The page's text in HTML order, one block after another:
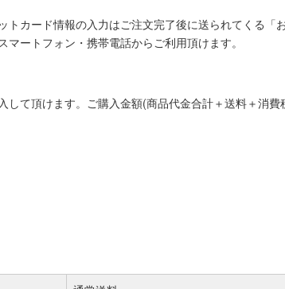
カード情報の入力はご注文完了後に送られてくる「
ートフォン・携帯電話からご利用頂けます。
て頂けます。ご購入金額(商品代金合計＋送料＋消費